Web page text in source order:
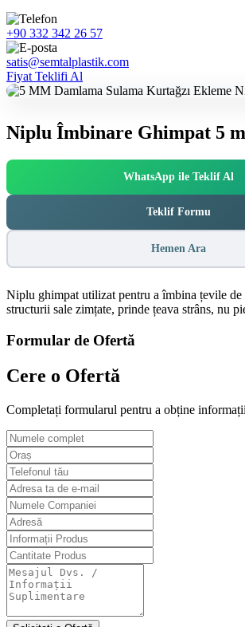
+90 332 342 26 57
satis@semtalplastik.com
Fiyat Teklifi Al
Niplu Îmbinare Ghimpat 5
WhatsApp ile Teklif Al
Teklif Formu
Hemen Ara
Niplu ghimpat utilizat pentru a îmbina țevile de
structurii sale zimțate, prinde țeava strâns, nu
Formular de Ofertă
Cere o Ofertă
Completați formularul pentru a obține